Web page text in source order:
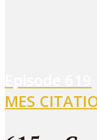
MES